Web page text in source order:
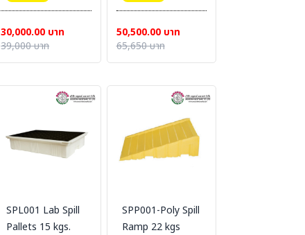
30,000.00 บาท
39,000 บาท
50,500.00 บาท
65,650 บาท
SPL001 Lab Spill
Pallets 15 kgs.
SPP001-Poly Spill
Ramp 22 kgs